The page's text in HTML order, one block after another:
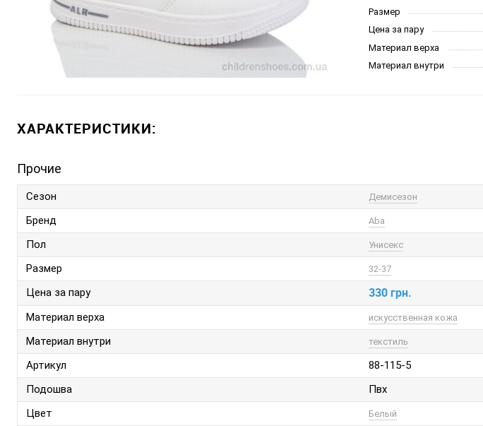
Размер
Цена за пару
Материал верха
Материал внутри
ХАРАКТЕРИСТИКИ:
Прочие
Сезон Демисезон
Бренд Aba
Пол Унисекс
Размер 32-37
Цена за пару 330 грн.
Материал верха искусственная кожа
Материал внутри текстиль
Артикул
88-115-5
Подошва
Пвх
Цвет
Белый